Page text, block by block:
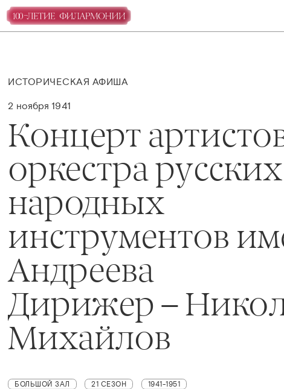
ИСТОРИЧЕСКАЯ АФИША
2 ноября 1941
Концерт
оркестра русских
народных
инструментов
Андреева
Дирижер –
Михайлов
БОЛЬШОЙ ЗАЛ 21 СЕЗОН 1941-1951